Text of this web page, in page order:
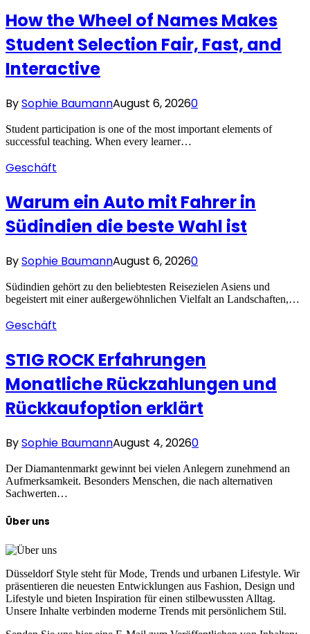
How the Wheel of Names Makes
Student Selection Fair, Fast, and
Interactive
BySophie BaumannAugust 6, 20260
Student participation is one of the most important elements of
successful teaching. When every learner…
Geschäft
Warum ein Auto mit Fahrer in
Südindien die beste Wahl ist
BySophie BaumannAugust 6, 20260
Südindien gehört zu den beliebtesten Reisezielen Asiens und
begeistert mit einer außergewöhnlichen Vielfalt an Landschaften,…
Geschäft
STIG ROCK Erfahrungen
Monatliche Rückzahlungen und
Rückkaufoption erklärt
BySophie BaumannAugust 4, 20260
Der Diamantenmarkt gewinnt bei vielen Anlegern zunehmend an
Aufmerksamkeit. Besonders Menschen, die nach alternativen
Sachwerten…
Über uns
Düsseldorf Style steht für Mode, Trends und urbanen Lifestyle. Wir
präsentieren die neuesten Entwicklungen aus Fashion, Design und
Lifestyle und bieten Inspiration für einen stilbewussten Alltag.
Unsere Inhalte verbinden moderne Trends mit persönlichem Stil.